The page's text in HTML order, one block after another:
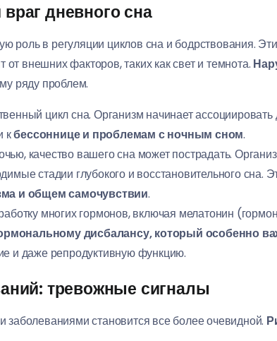
дневного сна
роль в регуляции циклов сна и бодрствования.
внешних факторов, таких как свет и темнота.
ряду проблем.
цикл сна. Организм начинает
кбессоннице и проблемам с ночным сном.
качество вашего сна может пострадать.
стадии глубокого и восстановительного сна.
и общем самочувствии.
многих гормонов, включая мелатонин
дисбалансу, который особенно
и даже репродуктивную функцию.
тревожные сигналы
становится все более очевидной.